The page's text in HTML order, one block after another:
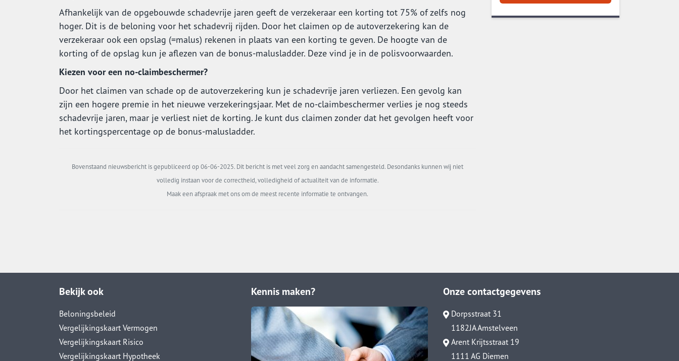
Afhankelijk van de opgebouwde schadevrije jaren geeft de verzekeraar een korting tot 75% of zelfs nog
hoger. Dit is de beloning voor het schadevrij rijden. Door het claimen op de autoverzekering kan de
verzekeraar ook een opslag (=malus) rekenen in plaats van een korting te geven. De hoogte van de
korting of de opslag kun je aflezen van de bonus-malusladder. Deze vind je in de polisvoorwaarden.
Kiezen voor een no-claimbeschermer?
Door het claimen van schade op de autoverzekering kun je schadevrije jaren verliezen. Een gevolg kan
zijn een hogere premie in het nieuwe verzekeringsjaar. Met de no-claimbeschermer verlies je nog steeds
schadevrije jaren, maar je verliest niet de korting. Je kunt dus claimen zonder dat het gevolgen heeft voor
het kortingspercentage op de bonus-malusladder.
Bovenstaand nieuwsbericht is gepubliceerd op 06-06-2025. Dit bericht is met veel zorg en aandacht samengesteld. Desondanks kunnen wij niet
volledig instaan voor de correctheid, volledigheid of actualiteit van de informatie.
Maak een afspraak met ons om de meest recente informatie te ontvangen.
Bekijk ook
Beloningsbeleid
Vergelijkingskaart Vermogen
Vergelijkingskaart Risico
Vergelijkingskaart Hypotheek
Kennis maken? Onze contactgegevens
Dorpsstraat 31
1182JA Amstelveen
Arent Krijtsstraat 19
1111 AG Diemen